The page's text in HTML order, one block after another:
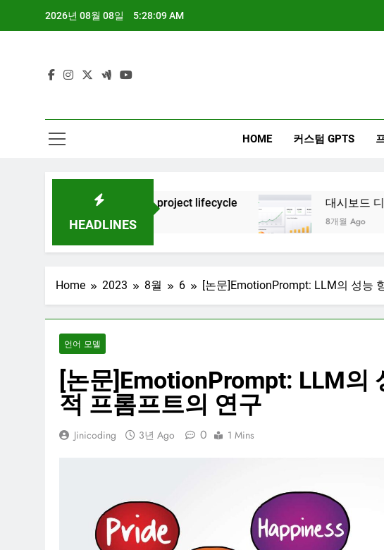
2026년 08월 08일 5:28:11 AM
HOME 커스텀 GPTS
HEADLINES
Generative AI project lifecycle 대시보드 디자인, 이제는 ‘
8개월 Ago
Home 2023 8월 6 [논문]EmotionPrompt: LLM의 성능
언어 모델
[논문]EmotionPrompt: LLM의
적 프롬프트의 연구
Jinicoding 3년 Ago 0 1 Mins